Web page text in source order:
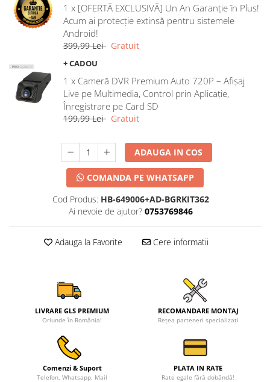
1 x [OFERTĂ EXCLUSIVĂ] Un An Garanție în Plus!
Acum ai protecție extinsă pentru sistemele
Android!
399,99 Lei Gratuit
+ CADOU
1 x Cameră DVR Premium Auto 720P – Afișaj
Live pe Multimedia, Control prin Aplicație,
Înregistrare pe Card SD
199,99 Lei Gratuit
ADAUGA IN COS
COMANDA PE WHATSAPP
Cod Produs: HB-649006+AD-BGRKIT362
Ai nevoie de ajutor? 0753769846
Adauga la Favorite Cere informatii
LIVRARE GLS PREMIUM
Oriunde în România!
RECOMANDARE MONTAJ
Rețea parteneri specializați
Comenzi & Suport
Telefon, Whatsapp, Mail
PLATA IN RATE
Rate egale fără dobândă!